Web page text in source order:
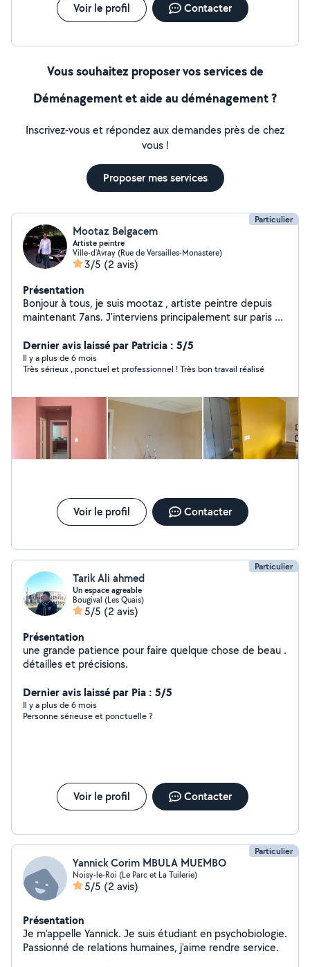
Voir le profil Contacter
Vous souhaitez proposer vos services de
Déménagement et aide au déménagement ?
Inscrivez-vous et répondez aux demandes près de chez
vous !
Proposer mes services
Particulier
Mootaz Belgacem
Artiste peintre
Ville-d'Avray (Rue de Versailles-Monastere)
3/5 (2 avis)
Présentation
Bonjour à tous, je suis mootaz , artiste peintre depuis
maintenant 7ans. J'interviens principalement sur paris et
demander de peinture ou bricolage, je serai ravi de vous
aider à réaliser vos projets.
Dernier avis laissé par Patricia : 5/5
Il y a plus de 6 mois
Très sérieux , ponctuel et professionnel ! Très bon travail réalisé
Voir le profil Contacter
Particulier
Tarik Ali ahmed
Un espace agreable
Bougival (Les Quais)
5/5 (2 avis)
Présentation
une grande patience pour faire quelque chose de beau .
détailles et précisions.
Dernier avis laissé par Pia : 5/5
Il y a plus de 6 mois
Personne sérieuse et ponctuelle ?
Voir le profil Contacter
Particulier
Yannick Corim MBULA MUEMBO
Noisy-le-Roi (Le Parc et La Tuilerie)
5/5 (2 avis)
Présentation
Je m'appelle Yannick. Je suis étudiant en psychobiologie.
Passionné de relations humaines, j'aime rendre service.